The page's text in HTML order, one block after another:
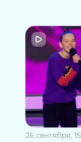
26 сентября,